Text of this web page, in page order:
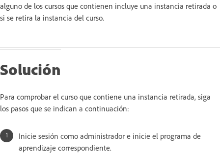
alguno de los cursos que contienen incluye una instancia retirada o
si se retira la instancia del curso.
Solución
Para comprobar el curso que contiene una instancia retirada, siga
los pasos que se indican a continuación:
Inicie sesión como administrador e inicie el programa de
aprendizaje correspondiente.